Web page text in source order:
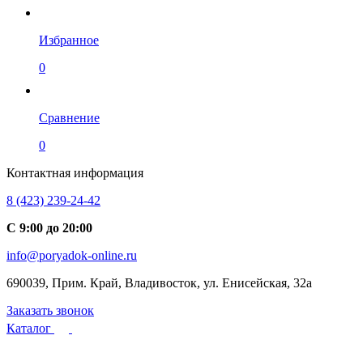
Избранное
0
Сравнение
0
Контактная информация
8 (423) 239-24-42
С 9:00 до 20:00
info@poryadok-online.ru
690039, Прим. Край, Владивосток, ул. Енисейская, 32а
Заказать звонок
Каталог